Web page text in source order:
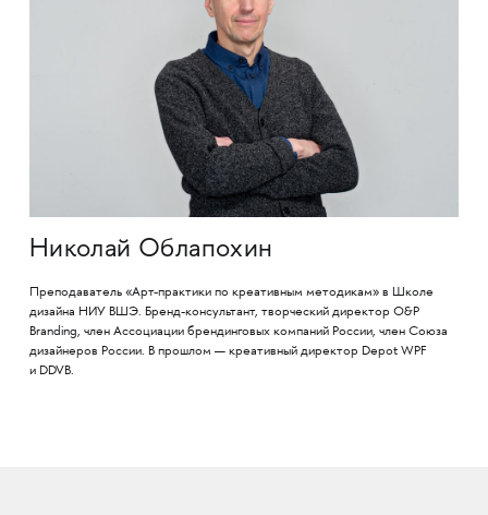
Николай Облапохин
Преподаватель «Арт-практики по креативным методикам» в Школе
дизайна НИУ ВШЭ. Бренд-консультант, творческий директор O&P
Branding, член Ассоциации брендинговых компаний России, член Союза
дизайнеров России. В прошлом — креативный директор Depot WPF
и DDVB.